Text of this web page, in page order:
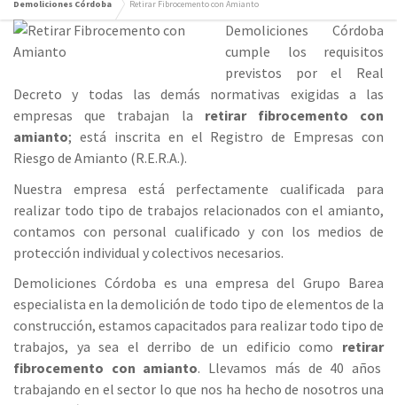
Demoliciones Córdoba Retirar Fibrocemento con Amianto
Demoliciones Córdoba
cumple los requisitos
previstos por el Real
Decreto y todas las demás normativas exigidas a las
empresas que trabajan la retirar fibrocemento con
amianto; está inscrita en el Registro de Empresas con
Riesgo de Amianto (R.E.R.A.).
Nuestra empresa está perfectamente cualificada para
realizar todo tipo de trabajos relacionados con el amianto,
contamos con personal cualificado y con los medios de
protección individual y colectivos necesarios.
Demoliciones Córdoba es una empresa del Grupo Barea
especialista en la demolición de todo tipo de elementos de la
construcción, estamos capacitados para realizar todo tipo de
trabajos, ya sea el derribo de un edificio como retirar
fibrocemento con amianto. Llevamos más de 40 años
trabajando en el sector lo que nos ha hecho de nosotros una